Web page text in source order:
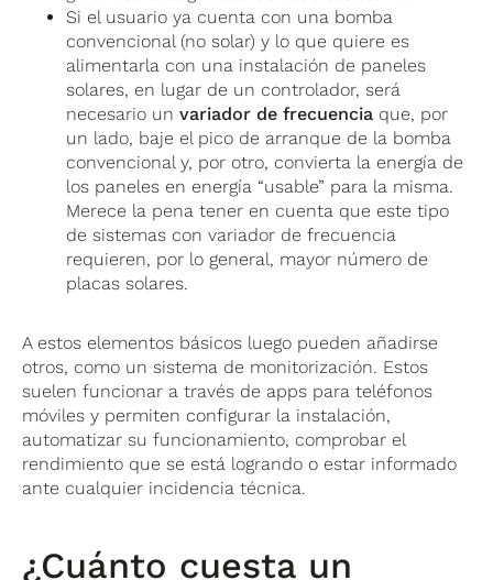
Si el usuario ya cuenta con una bomba
convencional (no solar) y lo que quiere es
alimentarla con una instalación de paneles
solares, en lugar de un controlador, será
necesario unvariador de frecuencia que, por
un lado, baje el pico de arranque de la bomba
convencional y, por otro, convierta la energía de
los paneles en energía “usable” para la misma.
Merece la pena tener en cuenta que este tipo
de sistemas con variador de frecuencia
requieren, por lo general, mayor número de
placas solares.
A estos elementos básicos luego pueden añadirse
otros, como un sistema de monitorización. Estos
suelen funcionar a través de apps para teléfonos
móviles y permiten configurar la instalación,
automatizar su funcionamiento, comprobar el
rendimiento que se está logrando o estar informado
ante cualquier incidencia técnica.
¿Cuánto cuesta un